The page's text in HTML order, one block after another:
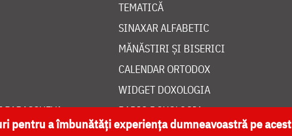
TEMATICĂ
SINAXAR ALFABETIC
MĂNĂSTIRI ȘI BISERICI
CALENDAR ORTODOX
WIDGET DOXOLOGIA
RADIO DOXOLOGIA
pentru a îmbunătăți experiența dumneavoastră pe acest